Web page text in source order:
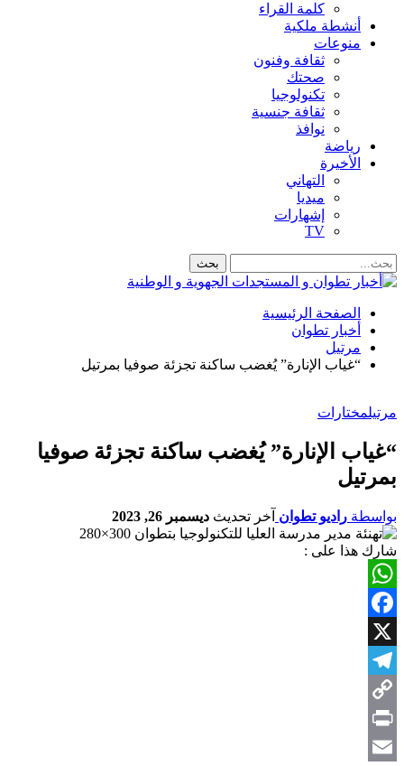
كلمة القراء
أنشطة ملكية
منوعات
ثقافة وفنون
صحتك
تكنولوجيا
ثقافة جنسية
نوافذ
رياضة
الأخيرة
التهاني
ميديا
إشهارات
TV
الصفحة الرئيسية
أخبار تطوان
مرتيل
“غياب الإنارة” يُغضب ساكنة تجزئة صوفيا بمرتيل
مرتيلمختارات
“غياب الإنارة” يُغضب ساكنة تجزئة صوفيا
بمرتيل
بواسطة راديو تطوان آخر تحديث ديسمبر 26, 2023
شارك هذا على :
WhatsApp
Facebook
X
Telegram
Copy
Link
Print